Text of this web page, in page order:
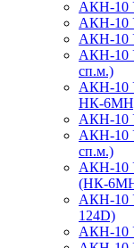
АКН-10
АКН-10
АКН-10
АКН-10
сп.м.)
АКН-10
НК-
АКН-10
АКН-10
сп.м.)
АКН-10
(НК-
АКН-10
124D)
АКН-10